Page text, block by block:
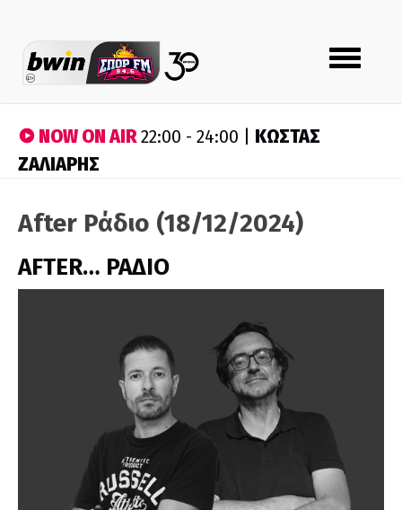
Toggle
navigation
NOW ON AIR22:00 - 24:00 | ΚΩΣΤΑΣ
ΖΑΛΙΑΡΗΣ
After Ράδιο (18/12/2024)
AFTER… ΡΑΔΙΟ